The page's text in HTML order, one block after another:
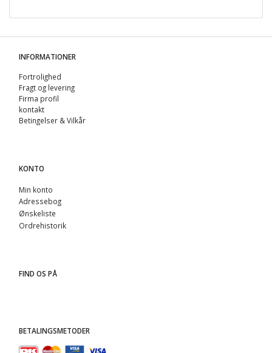
INFORMATIONER
Fortrolighed
Fragt og levering
Firma profil
kontakt
Betingelser & Vilkår
KONTO
Min konto
Adressebog
Ønskeliste
Ordrehistorik
FIND OS PÅ
BETALINGSMETODER